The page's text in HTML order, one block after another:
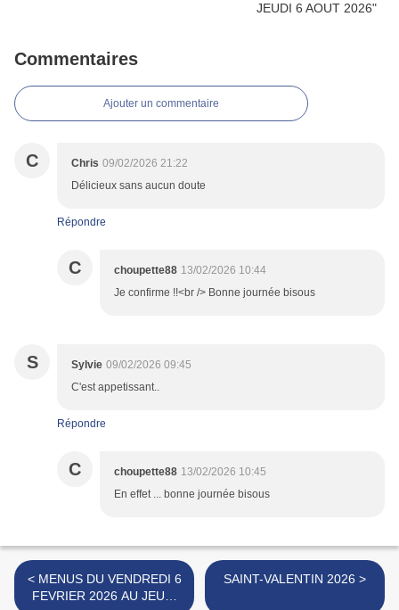
Commentaires
Ajouter un commentaire
C Chris 09/02/2026 21:22
Délicieux sans aucun doute
Répondre
C choupette88 13/02/2026 10:44
Je confirme !!<br /> Bonne journée bisous
S Sylvie 09/02/2026 09:45
C'est appetissant..
Répondre
C choupette88 13/02/2026 10:45
En effet ... bonne journée bisous
< MENUS DU VENDREDI 6
FEVRIER 2026 AU JEUDI
SAINT-VALENTIN 2026 >